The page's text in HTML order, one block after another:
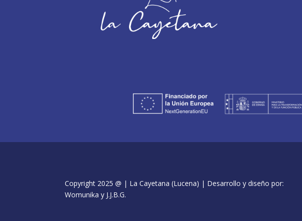
Copyright 2025 @ | La Cayetana (Lucena) | Desarrollo y diseño por:
Womunika y J.J.B.G.